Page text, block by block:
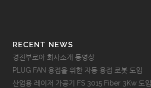
RECENT NEWS
경진부로아 회사소개 동영상
PLUG FAN 용접을 위한 자동 용접 로봇 도입
산업용 레이저 가공기 FS 3015 Fiber 3Kw 도입